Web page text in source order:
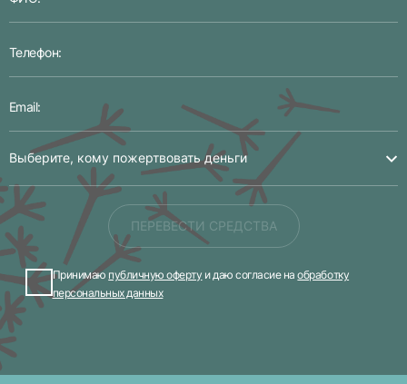
Выберите, кому пожертвовать деньги
ПЕРЕВЕСТИ СРЕДСТВА
Принимаю публичную оферту и даю согласие наобработку
персональных данных